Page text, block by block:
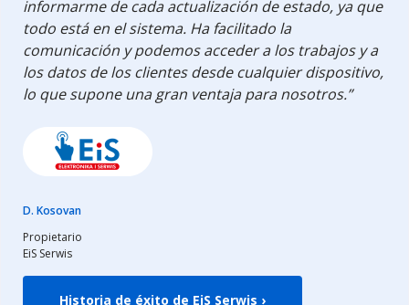
informarme de cada actualización de estado, ya que
todo está en el sistema. Ha facilitado la
comunicación y podemos acceder a los trabajos y a
los datos de los clientes desde cualquier dispositivo,
lo que supone una gran ventaja para nosotros.”
D. Kosovan
Propietario
EiS Serwis
Historia de éxito de EiS Serwis ›